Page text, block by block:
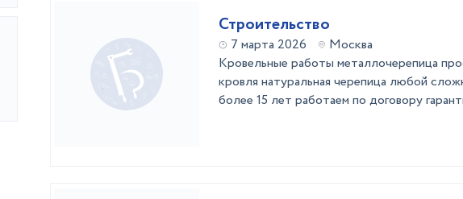
Строительство
7 марта 2026
Москва
Кровельные работы металлочерепица
кровля натуральная черепица любой
более 15 лет работаем по договору